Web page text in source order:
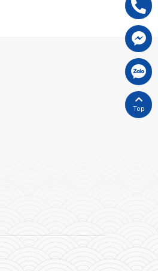
Hotline:
Chát FB
Chát Zalo
Back top